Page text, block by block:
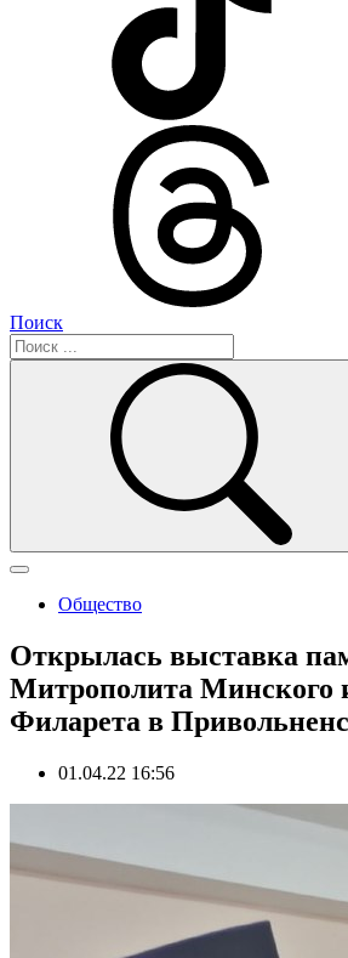
Поиск
Общество
Открылась выставка
Митрополита Минского
Филарета в
01.04.22 16:56